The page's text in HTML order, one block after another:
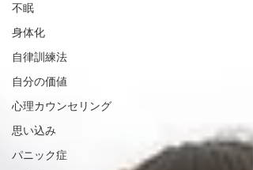
不眠
身体化
自律訓練法
自分の価値
心理カウンセリング
思い込み
パニック症